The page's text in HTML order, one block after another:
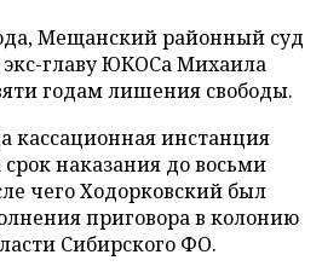
Мещанский районный суд
главу ЮКОСа Михаила
годам лишения свободы.
кассационная инстанция
наказания до восьми
чего Ходорковский был
приговора в колонию
Сибирского ФО.